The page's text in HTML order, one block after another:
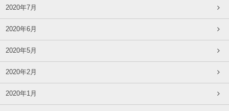
2020年7月
2020年6月
2020年5月
2020年2月
2020年1月